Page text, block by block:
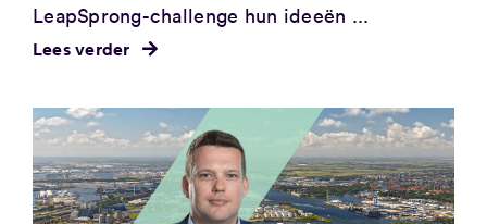
LeapSprong-challenge hun ideeën ...
Lees verder